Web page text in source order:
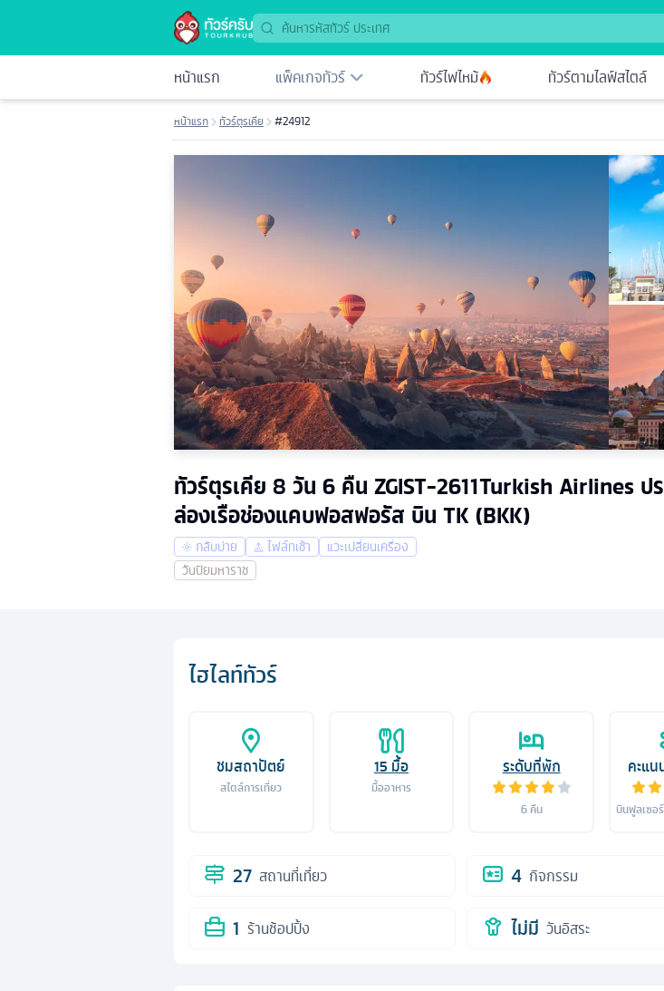
หน้าแรก แพ็คเกจทัวร์ ทัวร์ไฟไหม้ ทัวร์ตามไลฟ์สไตล์
หน้าแรก ทัวร์ตุรเคีย #24912
ทัวร์ตุรเคีย 8 วัน 6 คืน ZGIST-2611Turkish Airlines ป
ล่องเรือช่องแคบฟอสฟอรัส บิน TK (BKK)
กลับบ่าย ไฟล์ทเช้า
แวะเปลี่ยนเครื่อง
วันปิยมหาราช
ไฮไลท์ทัวร์
ชมสถาปัตย์
สไตล์การเที่ยว
15 มื้อ
มื้ออาหาร
ระดับที่พัก
6คืน
คะแ
บินฟูลเซอ
27 สถานที่เที่ยว 4 กิจกรรม
1 ร้านช้อปปิ้ง ไม่มี วันอิสระ